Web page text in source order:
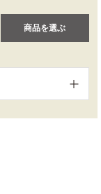
商品を選ぶ